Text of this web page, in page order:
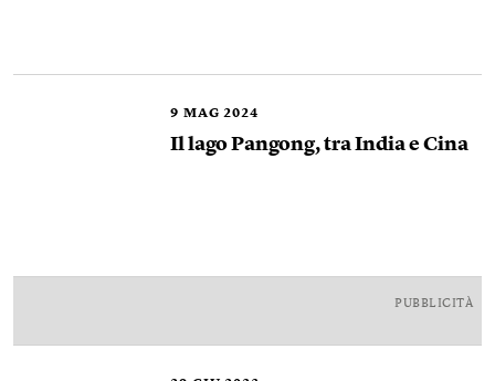
9 MAG 2024
Il lago Pangong, tra India e Cina
PUBBLICITÀ